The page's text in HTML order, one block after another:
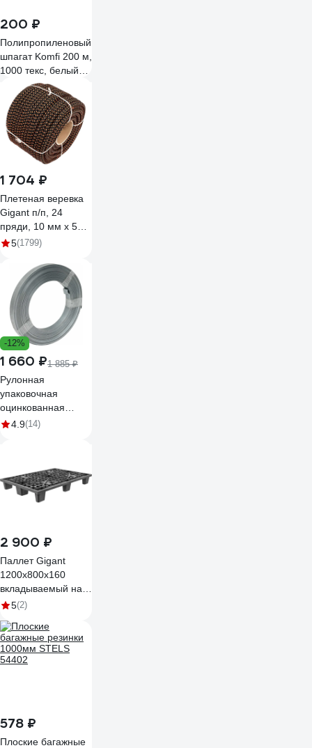
200 ₽
Полипропиленовый
шпагат Komfi 200 м,
1000 текс, белый
117929
1 704 ₽
Плетеная веревка
Gigant п/п, 24
пряди, 10 мм х 50
м HRS-11
5(1799)
-12%
1 660 ₽1 885 ₽
Рулонная
упаковочная
оцинкованная
лента Gigant
4.9(14)
2 900 ₽
Паллет Gigant
1200x800x160
вкладываемый на
ножках чёрный
5(2)
578 ₽
Плоские багажные